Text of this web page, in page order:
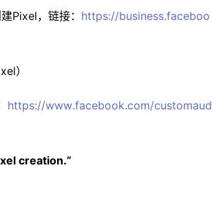
Pixel，链接： https://business.faceboo
）
https://www.facebook.com/customaud
creation.”